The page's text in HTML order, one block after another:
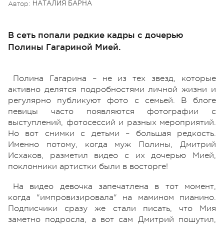
Автор: НАТАЛИЯ БАРНА
В сеть попали редкие кадры с дочерью
Полины Гагариной Мией.
Полина Гагарина – не из тех звезд, которые
активно делятся подробностями личной жизни и
регулярно публикуют фото с семьей. В блоге
певицы часто появляются фотографии с
выступлений, фотосессий и разных мероприятий.
Но вот снимки с детьми – большая редкость.
Именно потому, когда муж Полины, Дмитрий
Исхаков, разметил видео с их дочерью Мией,
поклонники артистки были в восторге!
На видео девочка запечатлена в тот момент,
когда "импровизировала" на мамином пианино.
Подписчики сразу же стали писать, что Мия
заметно подросла, а вот сам Дмитрий пошутил,